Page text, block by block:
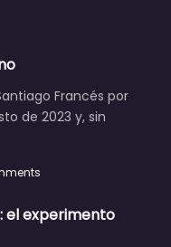
Francés por
de 2023 y, sin
el experimento